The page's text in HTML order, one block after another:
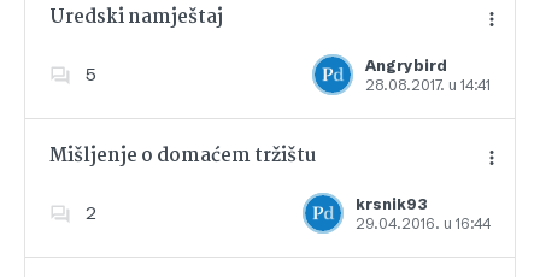
Uredski namještaj
5
Angrybird
28.08.2017. u 14:41
Dodajte u favorite
Mišljenje o domaćem tržištu
2
krsnik93
29.04.2016. u 16:44
Dodajte u favorite